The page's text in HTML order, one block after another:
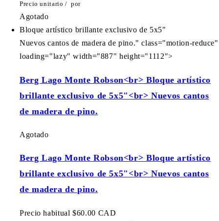
Precio unitario / por
Agotado
Bloque artístico brillante exclusivo de 5x5"
Nuevos cantos de madera de pino." class="motion-reduce"
loading="lazy" width="887" height="1112">
Berg Lago Monte Robson<br> Bloque artístico
brillante exclusivo de 5x5"<br> Nuevos cantos
de madera de pino.
Agotado
Berg Lago Monte Robson<br> Bloque artístico
brillante exclusivo de 5x5"<br> Nuevos cantos
de madera de pino.
Precio habitual $60.00 CAD